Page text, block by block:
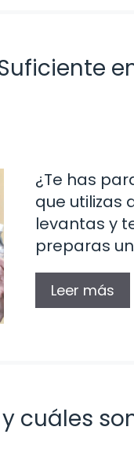
¿Te has
que utilizas
levantas y
preparas
Leer más
cuáles